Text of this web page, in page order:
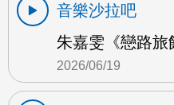
音樂沙拉吧
朱嘉雯《戀路旅
2026/06/19